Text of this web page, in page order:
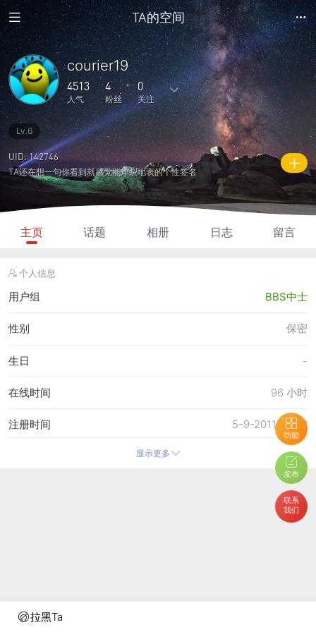
拉黑Ta
TA的空间
功能
发布
联系
我们
courier19
4513
人气
4
粉丝
0
关注
120
主题
35
回复
0
日志
0
相册
0
好友
4 0
关注
0
说说
4513
人气
2505
积分
Lv.6
UID: 142746
TA还在想一句你看到就感觉能炸裂地表的个性签名
主页 话题 相册 日志 留言
个人信息
用户组 BBS中士
保密
性别
-
生日
96 小时
在线时间
5-9-2011 20:23
注册时间
18-5-2026 10:08
18-5-2026 10:07
18-5-2026 10:07
显示更多